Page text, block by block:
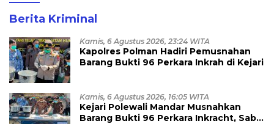
Berita Kriminal
Kamis, 6 Agustus 2026, 23:24 WITA
Kapolres Polman Hadiri Pemusnahan
Barang Bukti 96 Perkara Inkrah di Kejari
Kamis, 6 Agustus 2026, 16:05 WITA
Kejari Polewali Mandar Musnahkan
Barang Bukti 96 Perkara Inkracht, Sabu